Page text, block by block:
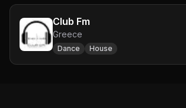
Club Fm
Greece
Dance House